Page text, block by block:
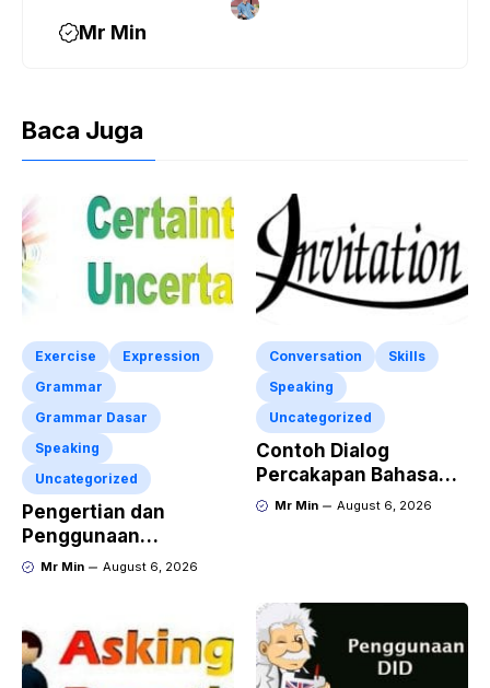
Mr Min
Baca Juga
Exercise
Expression
Grammar
Grammar Dasar
Speaking
Uncategorized
Pengertian dan
Penggunaan
“Expressing Certainty
Mr Min August 6, 2026
Conversation
Skills
Speaking
Uncategorized
Contoh Dialog
Percakapan Bahasa
Inggris tentang
Mr Min August 6, 2026